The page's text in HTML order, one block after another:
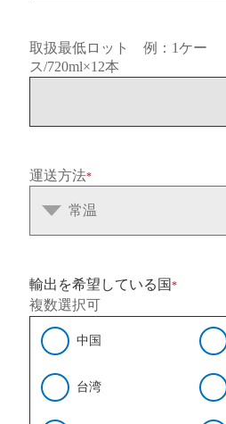
取扱最低ロット 例：1ケー
ス/720ml×12本
運送方法*
輸出を希望している国 *
複数選択可
中国
台湾